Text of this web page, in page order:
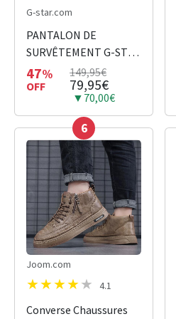
G-star.com
PANTALON DE
SURVÊTEMENT G-STAR
PREMIUM CORE 2.0
ROSE
47%
OFF
149,95€
79,95€
▼70,00€
6
Joom.com
4.1
Converse Chaussures